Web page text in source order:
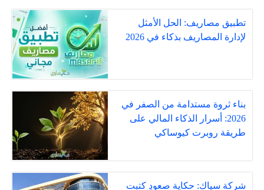
تطبيق مصاريف: الحل الأمثل
لإدارة المصاريف بذكاء في 2026
بناء ثروة مستدامة من الصفر في
2026: أسرار الذكاء المالي على
طريقة روبرت كيوساكي
شركة سياك: حكاية صعودٍ كتبت